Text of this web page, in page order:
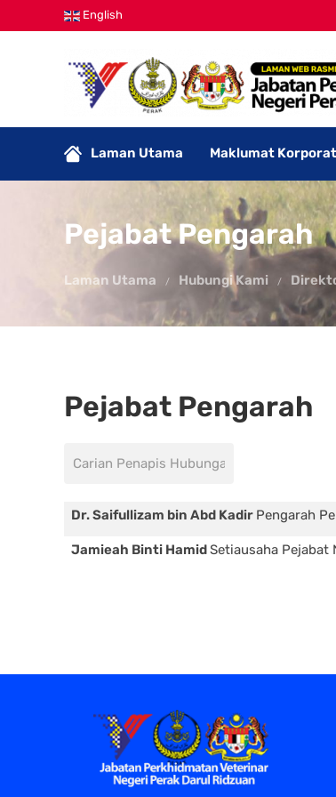
English
Laman Utama Maklumat Korporat
Pejabat Pengarah
Laman Utama Hubungi Kami
Pejabat Pengarah
Dr. Saifullizam bin Abd Kadir Pengarah
Jamieah Binti HamidSetiausaha Pejabat